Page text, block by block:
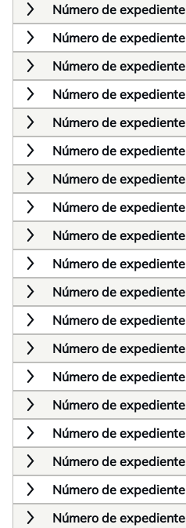
Número de expediente
Número de expediente
Número de expediente
Número de expediente
Número de expediente
Número de expediente
Número de expediente
Número de expediente
Número de expediente
Número de expediente
Número de expediente
Número de expediente
Número de expediente
Número de expediente
Número de expediente
Número de expediente
Número de expediente
Número de expediente
Número de expediente